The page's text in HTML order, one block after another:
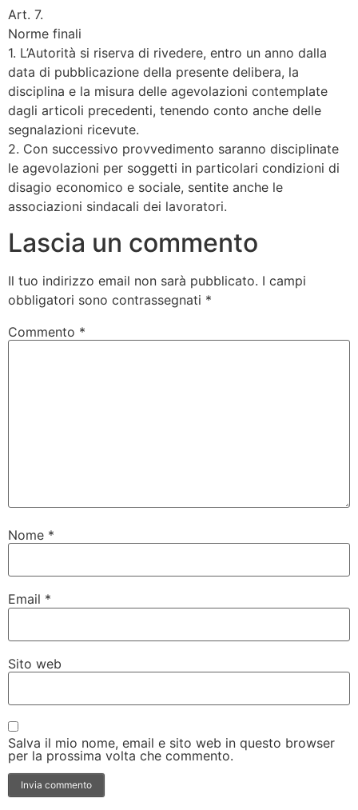
Art. 7.
Norme finali
1. L’Autorità si riserva di rivedere, entro un anno dalla
data di pubblicazione della presente delibera, la
disciplina e la misura delle agevolazioni contemplate
dagli articoli precedenti, tenendo conto anche delle
segnalazioni ricevute.
2. Con successivo provvedimento saranno disciplinate
le agevolazioni per soggetti in particolari condizioni di
disagio economico e sociale, sentite anche le
associazioni sindacali dei lavoratori.
Lascia un commento
Il tuo indirizzo email non sarà pubblicato. I campi
obbligatori sono contrassegnati *
Commento *
Nome *
Email *
Sito web
Salva il mio nome, email e sito web in questo browser
per la prossima volta che commento.